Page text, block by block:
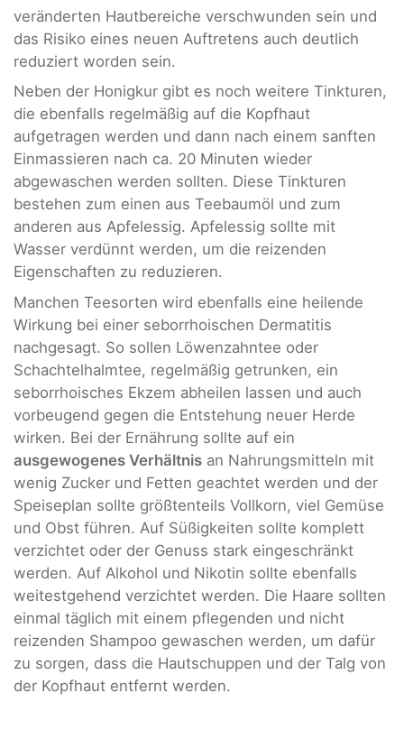
veränderten Hautbereiche verschwunden sein und
das Risiko eines neuen Auftretens auch deutlich
reduziert worden sein.
Neben der Honigkur gibt es noch weitere Tinkturen,
die ebenfalls regelmäßig auf die Kopfhaut
aufgetragen werden und dann nach einem sanften
Einmassieren nach ca. 20 Minuten wieder
abgewaschen werden sollten. Diese Tinkturen
bestehen zum einen aus Teebaumöl und zum
anderen aus Apfelessig. Apfelessig sollte mit
Wasser verdünnt werden, um die reizenden
Eigenschaften zu reduzieren.
Manchen Teesorten wird ebenfalls eine heilende
Wirkung bei einer seborrhoischen Dermatitis
nachgesagt. So sollen Löwenzahntee oder
Schachtelhalmtee, regelmäßig getrunken, ein
seborrhoisches Ekzem abheilen lassen und auch
vorbeugend gegen die Entstehung neuer Herde
wirken. Bei der Ernährung sollte auf ein
ausgewogenes Verhältnis an Nahrungsmitteln mit
wenig Zucker und Fetten geachtet werden und der
Speiseplan sollte größtenteils Vollkorn, viel Gemüse
und Obst führen. Auf Süßigkeiten sollte komplett
verzichtet oder der Genuss stark eingeschränkt
werden. Auf Alkohol und Nikotin sollte ebenfalls
weitestgehend verzichtet werden. Die Haare sollten
einmal täglich mit einem pflegenden und nicht
reizenden Shampoo gewaschen werden, um dafür
zu sorgen, dass die Hautschuppen und der Talg von
der Kopfhaut entfernt werden.